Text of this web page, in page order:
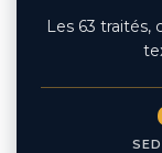
Les 63